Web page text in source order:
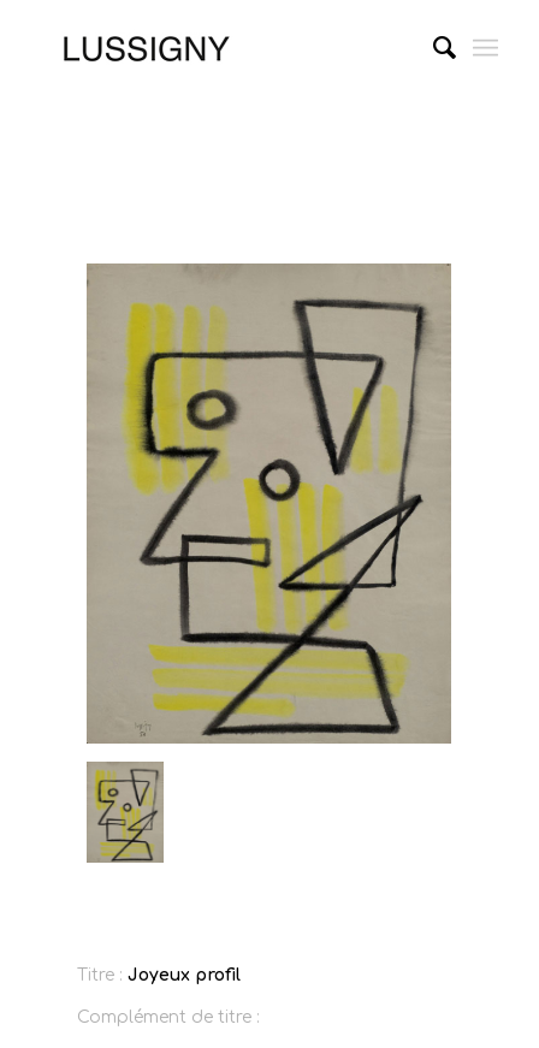
Titre : Joyeux profil
Complément de titre :